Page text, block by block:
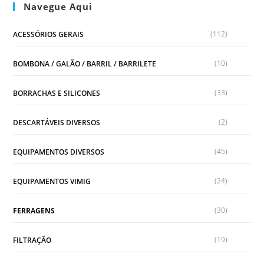
Navegue Aqui
ACESSÓRIOS GERAIS (112)
BOMBONA / GALÃO / BARRIL / BARRILETE (10)
BORRACHAS E SILICONES (33)
DESCARTÁVEIS DIVERSOS (2)
EQUIPAMENTOS DIVERSOS (45)
EQUIPAMENTOS VIMIG (24)
FERRAGENS (30)
FILTRAÇÃO (19)